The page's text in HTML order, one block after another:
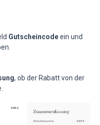
Gutscheincodeein und
, ob der Rabatt von der